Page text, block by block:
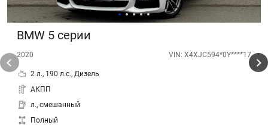
BMW 5 серии
2020 VIN: X4XJC594*0Y****17
2 л., 190 л.с., Дизель
АКПП
л., смешанный
Полный